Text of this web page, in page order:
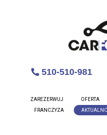
510-510-981
ZAREZERWUJ OFERTA
FRANCZYZA